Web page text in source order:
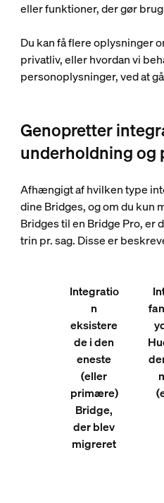
eller funktioner, der gør
Du kan få flere oplysninger
privatliv, eller hvordan vi
personoplysninger, ved at
Genopretter
underholdning og
Afhængigt af hvilken type
dine Bridges, og om du kun
Bridges til en Bridge Pro, er
trin pr. sag. Disse er
Integratio
n
eksistere
de i den
eneste
(eller
primære)
Bridge,
der blev
migreret